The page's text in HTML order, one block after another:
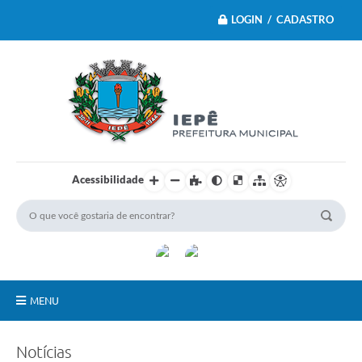
LOGIN / CADASTRO
Acessibilidade
MENU
Notícias